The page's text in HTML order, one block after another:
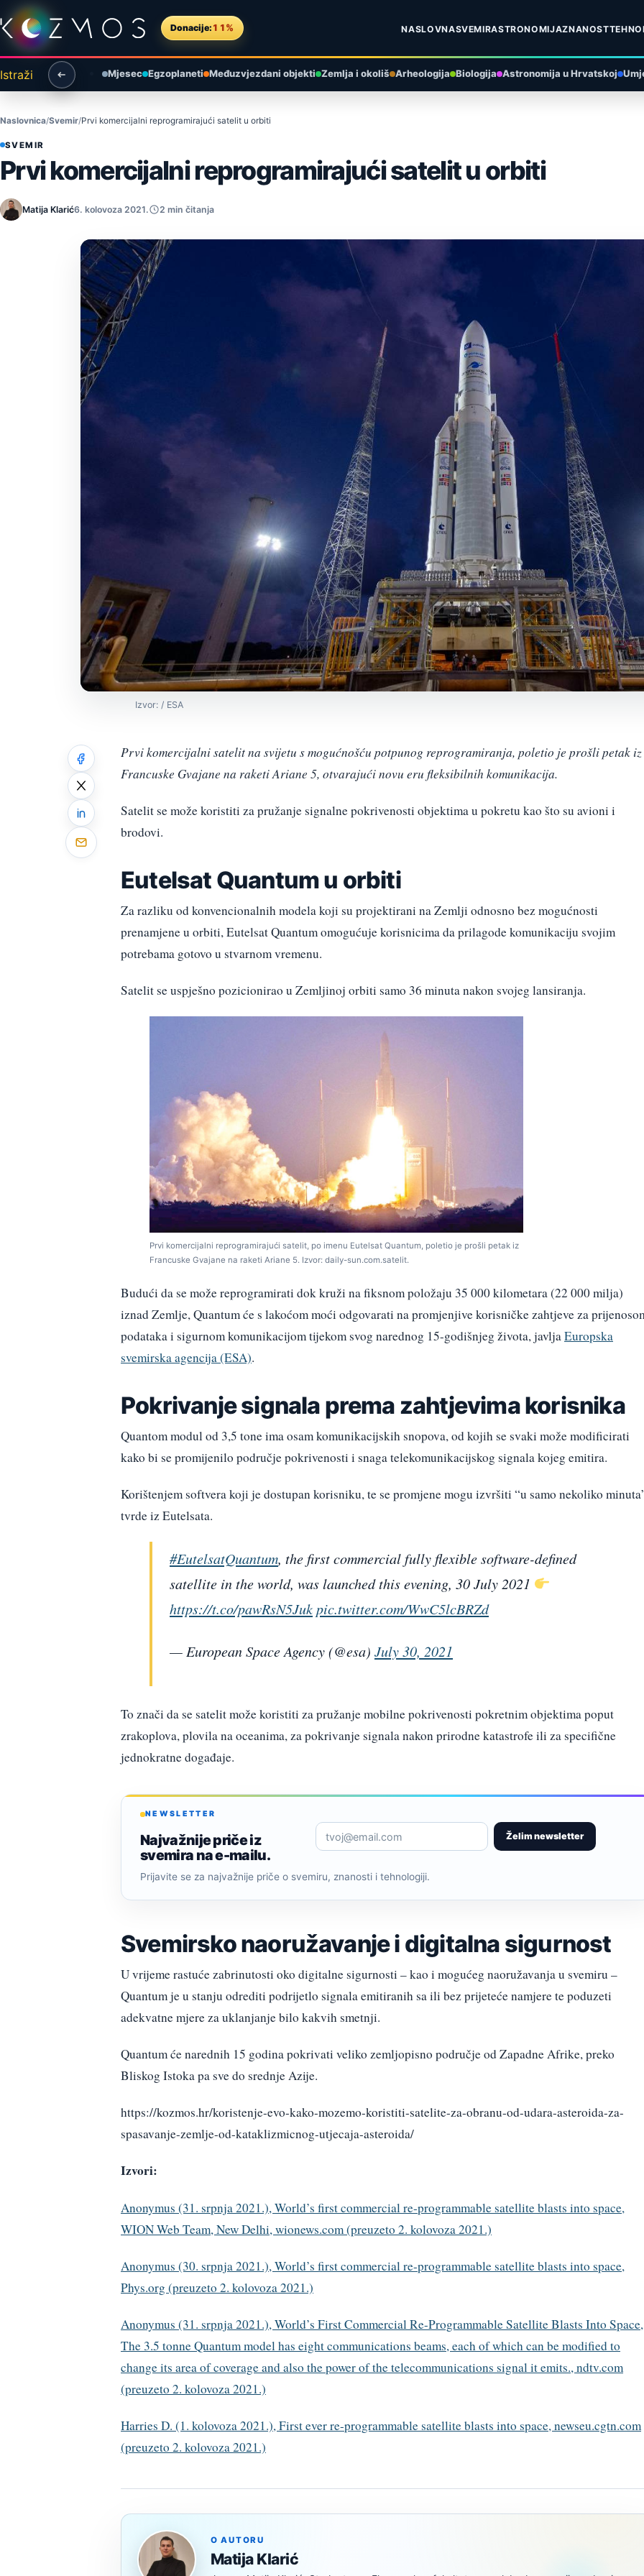
Preskoči na sadržaj
Donacije: 11% NASLOVNASVEMIRASTRONOMIJAZNANOST
Istraži Mjesec Egzoplaneti Međuzvjezdani objekti Zemlja i okoliš Arheologija Biologija Astronomija u Hrvatskoj
Naslovnica Svemir Prvi komercijalni reprogramirajući satelit u orbiti
SVEMIR
Prvi komercijalni reprogramirajući satelit u orbiti
Matija Klarić6. kolovoza 2021. 2 min čitanja
Izvor: / ESA
Prvi komercijalni satelit na svijetu s mogućnošću potpunog reprogramiranja, poletio je prošli petak iz
Francuske Gvajane na raketi Ariane 5, otvarajući novu eru fleksibilnih komunikacija.
Satelit se može koristiti za pružanje signalne pokrivenosti objektima u pokretu kao što su avioni i
brodovi.
Eutelsat Quantum u orbiti
Za razliku od konvencionalnih modela koji su projektirani na Zemlji odnosno bez mogućnosti
prenamjene u orbiti, Eutelsat Quantum omogućuje korisnicima da prilagode komunikaciju svojim
potrebama gotovo u stvarnom vremenu.
Satelit se uspješno pozicionirao u Zemljinoj orbiti samo 36 minuta nakon svojeg lansiranja.
Prvi komercijalni reprogramirajući satelit, po imenu Eutelsat Quantum, poletio je prošli petak iz
Francuske Gvajane na raketi Ariane 5. Izvor: daily-sun.com.satelit.
Budući da se može reprogramirati dok kruži na fiksnom položaju 35 000 kilometara (22 000 milja)
iznad Zemlje, Quantum će s lakoćom moći odgovarati na promjenjive korisničke zahtjeve za
podataka i sigurnom komunikacijom tijekom svog narednog 15-godišnjeg života, javljaEuropska
svemirska agencija (ESA).
Pokrivanje signala prema zahtjevima korisnika
Quantom modul od 3,5 tone ima osam komunikacijskih snopova, od kojih se svaki može modificirati
kako bi se promijenilo područje pokrivenosti i snaga telekomunikacijskog signala kojeg emitira.
Korištenjem softvera koji je dostupan korisniku, te se promjene mogu izvršiti “u samo nekoliko
tvrde iz Eutelsata.
#EutelsatQuantum, the first commercial fully flexible software-defined
satellite in the world, was launched this evening, 30 July 2021
https://t.co/pawRsN5Jukpic.twitter.com/WwC5lcBRZd
— European Space Agency (@esa) July 30, 2021
To znači da se satelit može koristiti za pružanje mobilne pokrivenosti pokretnim objektima poput
zrakoplova, plovila na oceanima, za pokrivanje signala nakon prirodne katastrofe ili za specifične
jednokratne događaje.
NEWSLETTER
Najvažnije priče iz
svemira na e-mailu.
Želim newsletter
Prijavite se za najvažnije priče o svemiru, znanosti i tehnologiji.
Svemirsko naoružavanje i digitalna sigurnost
U vrijeme rastuće zabrinutosti oko digitalne sigurnosti – kao i mogućeg naoružavanja u svemiru –
Quantum je u stanju odrediti podrijetlo signala emitiranih sa ili bez prijeteće namjere te poduzeti
adekvatne mjere za uklanjanje bilo kakvih smetnji.
Quantum će narednih 15 godina pokrivati ​​veliko zemljopisno područje od Zapadne Afrike, preko
Bliskog Istoka pa sve do srednje Azije.
https://kozmos.hr/koristenje-evo-kako-mozemo-koristiti-satelite-za-obranu-od-udara-asteroida-za-
spasavanje-zemlje-od-kataklizmicnog-utjecaja-asteroida/
Izvori:
Anonymus (31. srpnja 2021.), World’s first commercial re-programmable satellite blasts into space,
WION Web Team, New Delhi, wionews.com (preuzeto 2. kolovoza 2021.)
Anonymus (30. srpnja 2021.), World’s first commercial re-programmable satellite blasts into space,
Phys.org (preuzeto 2. kolovoza 2021.)
Anonymus (31. srpnja 2021.), World’s First Commercial Re-Programmable Satellite Blasts Into Space,
The 3.5 tonne Quantum model has eight communications beams, each of which can be modified to
change its area of coverage and also the power of the telecommunications signal it emits., ndtv.com
(preuzeto 2. kolovoza 2021.)
Harries D. (1. kolovoza 2021.), First ever re-programmable satellite blasts into space, newseu.cgtn.com
(preuzeto 2. kolovoza 2021.)
O AUTORU
Matija Klarić